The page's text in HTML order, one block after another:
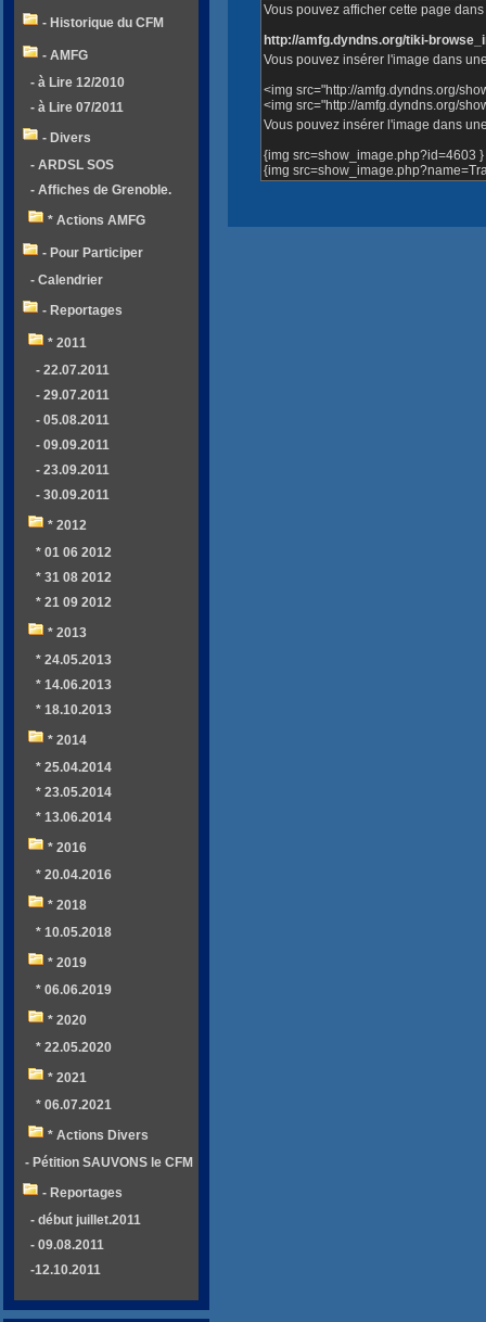
Vous pouvez afficher cette page
http://amfg.dyndns.org/tiki-
Vous pouvez insérer l'image dans
<img src="http://amfg.dyndns.org/
<img src="http://amfg.dyndns.org/
Vous pouvez insérer l'image dans
{img src=show_image.php?id=4603 }
{img
- Historique du CFM
- AMFG
- à Lire 12/2010
- à Lire 07/2011
- Divers
- ARDSL SOS
- Affiches de Grenoble.
* Actions AMFG
- Pour Participer
- Calendrier
- Reportages
* 2011
- 22.07.2011
- 29.07.2011
- 05.08.2011
- 09.09.2011
- 23.09.2011
- 30.09.2011
* 2012
* 01 06 2012
* 31 08 2012
* 21 09 2012
* 2013
* 24.05.2013
* 14.06.2013
* 18.10.2013
* 2014
* 25.04.2014
* 23.05.2014
* 13.06.2014
* 2016
* 20.04.2016
* 2018
* 10.05.2018
* 2019
* 06.06.2019
* 2020
* 22.05.2020
* 2021
* 06.07.2021
* Actions Divers
- Pétition SAUVONS le CFM
- Reportages
- début juillet.2011
- 09.08.2011
-12.10.2011